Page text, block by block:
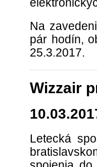
Na
pár hodín,
25.3.2017.
Wizzair
Letecká